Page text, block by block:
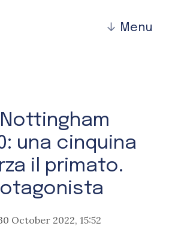
↓ Menu
una cinquina
il primato.
October 2022, 15:52